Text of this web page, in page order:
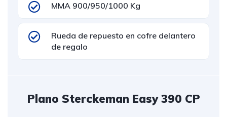
MMA 900/950/1000 Kg
Rueda de repuesto en cofre delantero
de regalo
Plano Sterckeman Easy 390 CP